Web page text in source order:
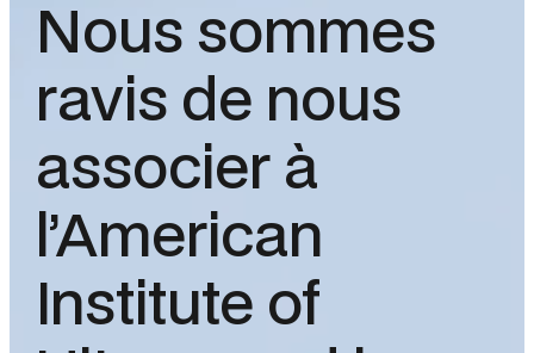
Nous sommes
ravis de nous
associer à
l’American
Institute of